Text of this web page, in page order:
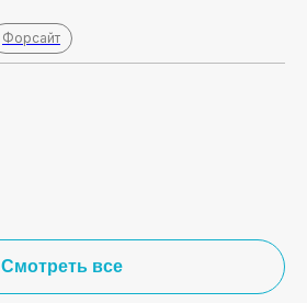
Форсайт
Смотреть все